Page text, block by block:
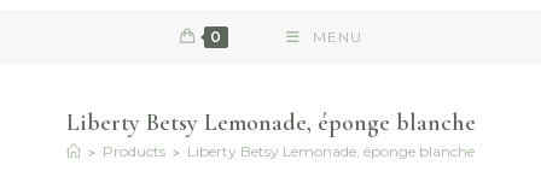
0 MENU
Liberty Betsy Lemonade, éponge blanche
> Products > Liberty Betsy Lemonade, éponge blanche